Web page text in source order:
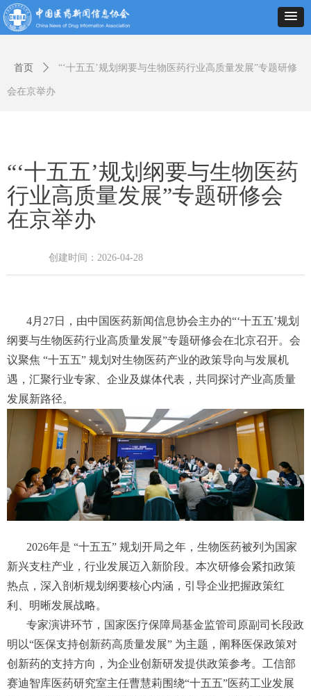
“‘十五五’规划纲要与生物医药
行业高质量发展”专题研修会
在京举办
4月27日，由中国医药新闻信息协会主办的“‘十五五’规划
纲要与生物医药行业高质量发展”专题研修会在北京召开。会
议聚焦 “十五五” 规划对生物医药产业的政策导向与发展机
遇，汇聚行业专家、企业及媒体代表，共同探讨产业高质量
发展新路径。
2026年是 “十五五” 规划开局之年，生物医药被列为国家
新兴支柱产业，行业发展迈入新阶段。本次研修会紧扣政策
热点，深入剖析规划纲要核心内涵，引导企业把握政策红
利、明晰发展战略。
专家演讲环节，国家医疗保障局基金监管司原副司长段政
明以“医保支持创新药高质量发展” 为主题，阐释医保政策对
创新药的支持方向，为企业创新研发提供政策参考。工信部
赛迪智库医药研究室主任曹慧莉围绕“十五五”医药工业发展
创建时间： 2026-04-28
首页 ꄲ “‘十五五’规划纲要与生物医药行业高质量发展”专题研修
会在京举办